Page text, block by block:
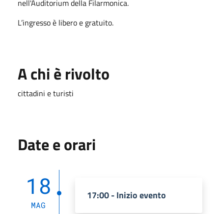
nell'Auditorium della Filarmonica.
L’ingresso è libero e gratuito.
A chi è rivolto
cittadini e turisti
Date e orari
18
MAG
17:00 - Inizio evento